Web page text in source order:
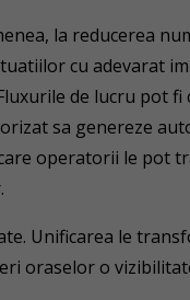
la reducerea
cu adevarat
de lucru pot
sa genereze
operatorii le pot
Unificarea le
oraselor o